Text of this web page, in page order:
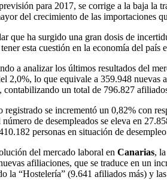
para 2017, se corrige a la baja la
del crecimiento de las importaciones
que ha surgido una gran dosis de
esta cuestión en la economía del
a analizar los últimos resultados del
2,0%, lo que equivale a 359.948
un total de 796.827
registrado se incrementó un 0,82% con
de desempleados se eleva en
personas en situación de
del mercado laboral en Canarias,
afiliaciones, que se traduce en un
la “Hostelería” (9.641 afiliados más) y